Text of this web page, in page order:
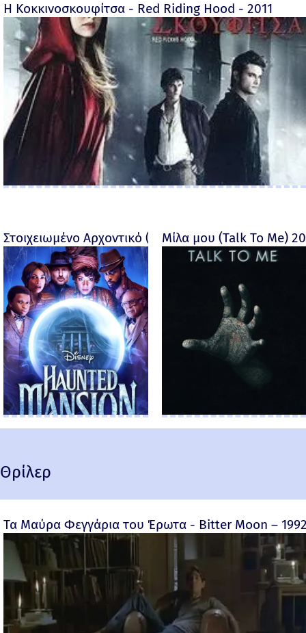
Η Κοκκινοσκουφίτσα - Red Riding Hood - 2011
Στοιχειωμένο Αρχοντικό (Haunted Mansion) - 2023
Μίλα μου (Talk To Me)
Θρίλερ
Τα Μαύρα Φεγγάρια του Έρωτα - Bitter Moon –